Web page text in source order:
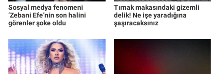
Sosyal medya fenomeni
‘Zebani Efe’nin son halini
görenler şoke oldu
Tırnak makasındaki gizemli
delik! Ne işe yaradığına
şaşıracaksınız